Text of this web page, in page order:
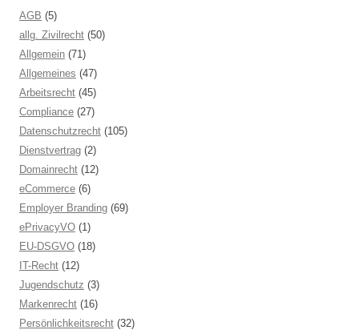
AGB (5)
allg. Zivilrecht (50)
Allgemein (71)
Allgemeines (47)
Arbeitsrecht (45)
Compliance (27)
Datenschutzrecht (105)
Dienstvertrag (2)
Domainrecht (12)
eCommerce (6)
Employer Branding (69)
ePrivacyVO (1)
EU-DSGVO (18)
IT-Recht (12)
Jugendschutz (3)
Markenrecht (16)
Persönlichkeitsrecht (32)